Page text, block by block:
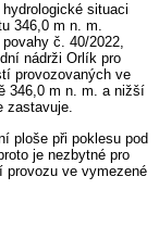
situaci
346,0 m n. m.
č. 40/2022,
nádrži Orlík pro
provozovaných ve
346,0 m n. m. a nižší
zastavuje.
ploše při poklesu pod
je nezbytné pro
provozu ve vymezené